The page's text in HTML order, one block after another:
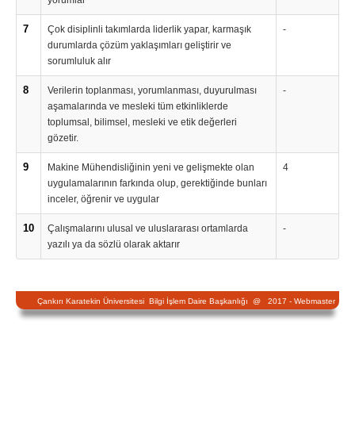
7
Çok disiplinli takımlarda liderlik yapar, karmaşık
durumlarda çözüm yaklaşımları geliştirir ve
sorumluluk alır
-
8
Verilerin toplanması, yorumlanması, duyurulması
aşamalarında ve mesleki tüm etkinliklerde
toplumsal, bilimsel, mesleki ve etik değerleri
gözetir.
-
9
Makine Mühendisliğinin yeni ve gelişmekte olan
uygulamalarının farkında olup, gerektiğinde bunları
inceler, öğrenir ve uygular
4
10
Çalışmalarını ulusal ve uluslararası ortamlarda
yazılı ya da sözlü olarak aktarır
-
Çankırı Karatekin Üniversitesi Bilgi İşlem Daire Başkanlığı @ 2017 - Webmaster